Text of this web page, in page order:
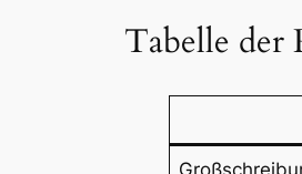
Tabelle der